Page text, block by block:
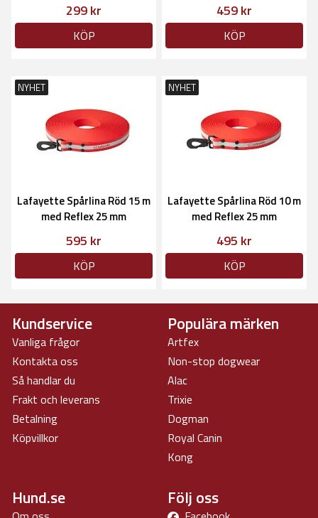
299 kr
KÖP
459 kr
KÖP
NYHET
Lafayette Spårlina Röd 15 m
med Reflex 25 mm
595 kr
KÖP
NYHET
Lafayette Spårlina Röd 10 m
med Reflex 25 mm
495 kr
KÖP
Kundservice
Vanliga frågor
Kontakta oss
Så handlar du
Frakt och leverans
Betalning
Köpvillkor
Populära märken
Artfex
Non-stop dogwear
Alac
Trixie
Dogman
Royal Canin
Kong
Hund.se Följ oss